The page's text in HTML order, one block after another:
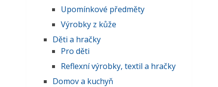
Upomínkové předměty
Výrobky z kůže
Děti a hračky
Pro děti
Reflexní výrobky, textil a hračky
Domov a kuchyň